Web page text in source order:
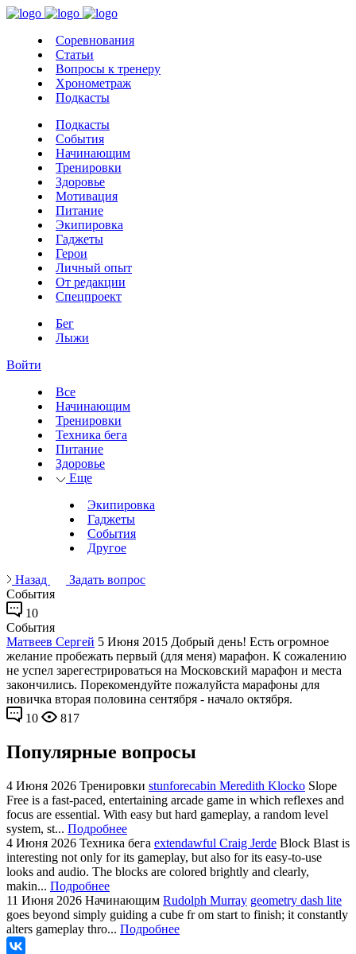
Соревнования
Статьи
Вопросы к тренеру
Хронометраж
Подкасты
Подкасты
События
Начинающим
Тренировки
Здоровье
Мотивация
Питание
Экипировка
Гаджеты
Герои
Личный опыт
От редакции
Спецпроект
Бег
Лыжи
Войти
Все
Начинающим
Тренировки
Техника бега
Питание
Здоровье
Еще
Экипировка
Гаджеты
События
Другое
Назад
Задать вопрос
События
10
События
Матвеев Сергей 5 Июня 2015 Добрый день! Есть огромное
желание пробежать первый (для меня) марафон. К сожалению
не успел зарегестрироваться на Московский марафон и места
закончились. Порекомендуйте пожалуйста марафоны для
новичка вторая половина сентября - начало октября.
10
817
Популярные вопросы
4 Июня 2026 Тренировки stunforecabin Meredith Klocko Slope
Free is a fast-paced, entertaining arcade game in which reflexes and
focus are essential. With easy but hard gameplay, a random level
system, st... Подробнее
4 Июня 2026 Техника бега extendawful Craig Jerde Block Blast is
interesting not only for its gameplay, but also for its easy-to-use
looks and audio. The blocks are colored brightly and clearly,
makin... Подробнее
11 Июня 2026 Начинающим Rudolph Murray geometry dash lite
goes beyond simply guiding a cube fr om start to finish; it constantly
alters gameplay thro... Подробнее